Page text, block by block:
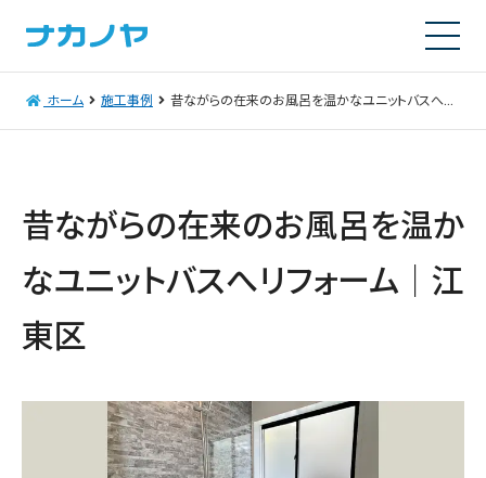
ホーム 施工事例 昔ながらの在来のお風呂を温かなユニットバスへリフォーム│江東区
昔ながらの在来のお風呂を温か
なユニットバスへリフォーム│江
東区